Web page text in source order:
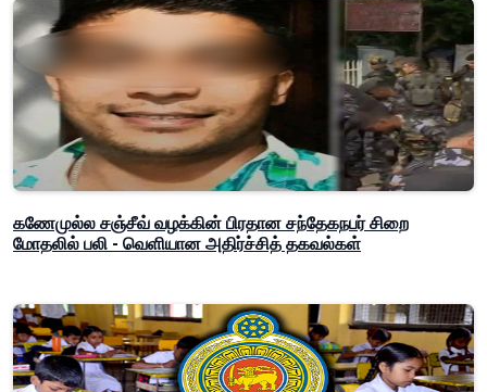
கணேமுல்ல சஞ்சீவ் வழக்கின் பிரதான சந்தேகநபர் சிறை
மோதலில் பலி - வெளியான அதிர்ச்சித் தகவல்கள்